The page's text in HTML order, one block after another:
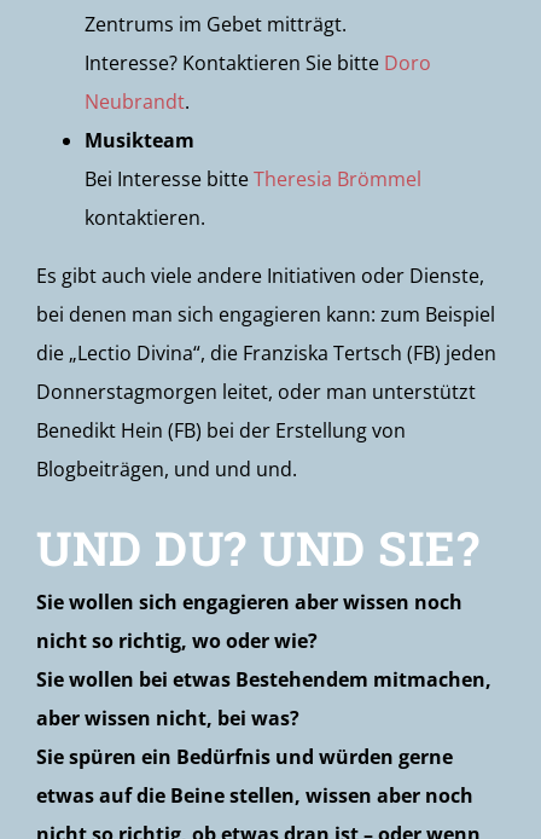
Zentrums im Gebet mitträgt.
Interesse? Kontaktieren Sie bitte Doro
Neubrandt.
Musikteam
Bei Interesse bitteTheresia Brömmel
kontaktieren.
Es gibt auch viele andere Initiativen oder Dienste,
bei denen man sich engagieren kann: zum Beispiel
die „Lectio Divina“, die Franziska Tertsch (FB) jeden
Donnerstagmorgen leitet, oder man unterstützt
Benedikt Hein (FB) bei der Erstellung von
Blogbeiträgen, und und und.
UND DU? UND SIE?
Sie wollen sich engagieren aber wissen noch
nicht so richtig, wo oder wie?
Sie wollen bei etwas Bestehendem mitmachen,
aber wissen nicht, bei was?
Sie spüren ein Bedürfnis und würden gerne
etwas auf die Beine stellen, wissen aber noch